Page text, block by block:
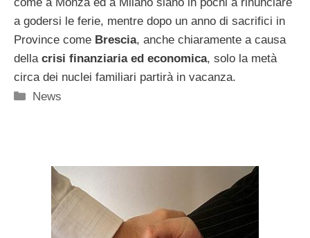
a godersi le ferie, mentre dopo un anno di sacrifici in
Province come Brescia, anche chiaramente a causa
della crisi finanziaria ed economica, solo la metà
circa dei nuclei familiari partirà in vacanza.
Categorie
News